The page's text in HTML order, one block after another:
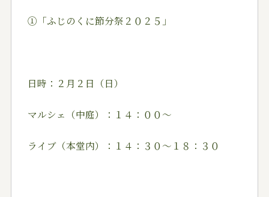
①「ふじのくに節分祭２０２５」
日時：２月２日（日）
マルシェ（中庭）：１４：００～
ライブ（本堂内）：１４：３０～１８：３０